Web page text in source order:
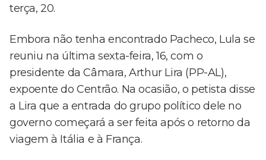
terça, 20.
Embora não tenha encontrado Pacheco, Lula se
reuniu na última sexta-feira, 16, com o
presidente da Câmara, Arthur Lira (PP-AL),
expoente do Centrão. Na ocasião, o petista disse
a Lira que a entrada do grupo político dele no
governo começará a ser feita após o retorno da
viagem à Itália e à França.